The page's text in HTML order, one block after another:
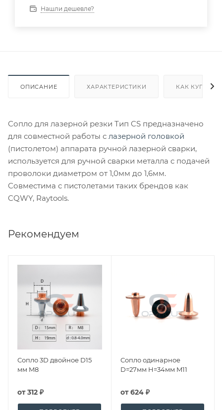
Нашли дешевле?
ОПИСАНИЕ ХАРАКТЕРИСТИКИ КАК КУПИТЬ
Сопло для лазерной резки Тип CS предназначено
для совместной работы с лазерной головкой
(пистолетом) аппарата ручной лазерной сварки,
используется для ручной сварки металла c подачей
проволоки диаметром от 1,0мм до 1,6мм.
Совместима с пистолетами таких брендов как
CQWY, Raytools.
Рекомендуем
Сопло 3D двойное D15
мм M8
от312 ₽
Сопло одинарное
D=27мм H=34мм M11
от624 ₽